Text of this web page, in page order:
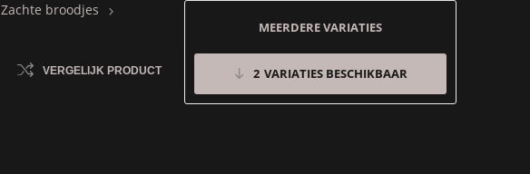
Zachte broodjes
VERGELIJK PRODUCT
MEERDERE VARIATIES
2 VARIATIES BESCHIKBAAR